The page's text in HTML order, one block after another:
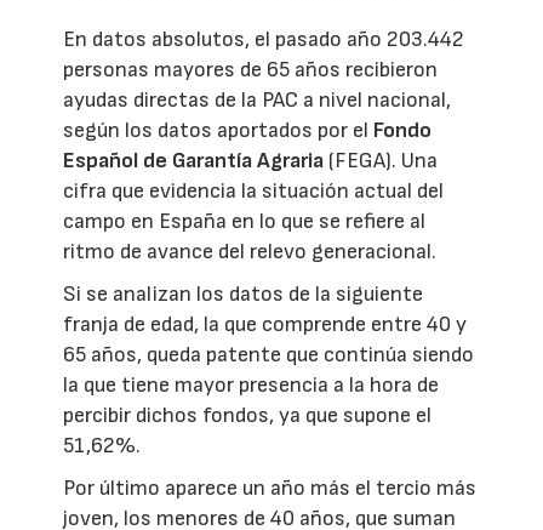
En datos absolutos, el pasado año 203.442
personas mayores de 65 años recibieron
ayudas directas de la PAC a nivel nacional,
según los datos aportados por el Fondo
Español de Garantía Agraria (FEGA). Una
cifra que evidencia la situación actual del
campo en España en lo que se refiere al
ritmo de avance del relevo generacional.
Si se analizan los datos de la siguiente
franja de edad, la que comprende entre 40 y
65 años, queda patente que continúa siendo
la que tiene mayor presencia a la hora de
percibir dichos fondos, ya que supone el
51,62%.
Por último aparece un año más el tercio más
joven, los menores de 40 años, que suman